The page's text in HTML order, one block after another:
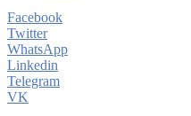
Facebook
Twitter
WhatsApp
Linkedin
Telegram
VK